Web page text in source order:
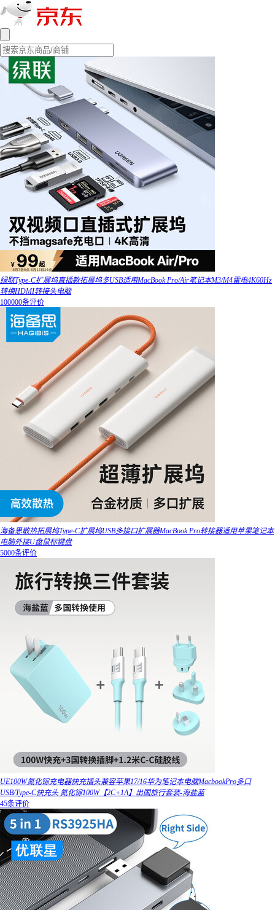
绿联Type-C扩展坞直插款拓展坞多USB适用MacBook Pro/Air笔记本M3/M4雷电4K60Hz
转换HDMI转接头电脑
100000条评价
海备思散热拓展坞Type-C扩展坞USB多接口扩展器MacBook Pro转接器适用苹果笔记本
电脑外接U盘鼠标键盘
5000条评价
UE100W氮化镓充电器快充插头兼容苹果17/16华为笔记本电脑MacbookPro多口
USB/Type-C快充头 氮化镓100W【2C+1A】出国旅行套装-海盐蓝
45条评价